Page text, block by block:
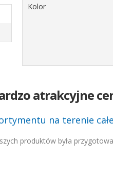
Kolor
atrakcyjne
na terenie
produktów była